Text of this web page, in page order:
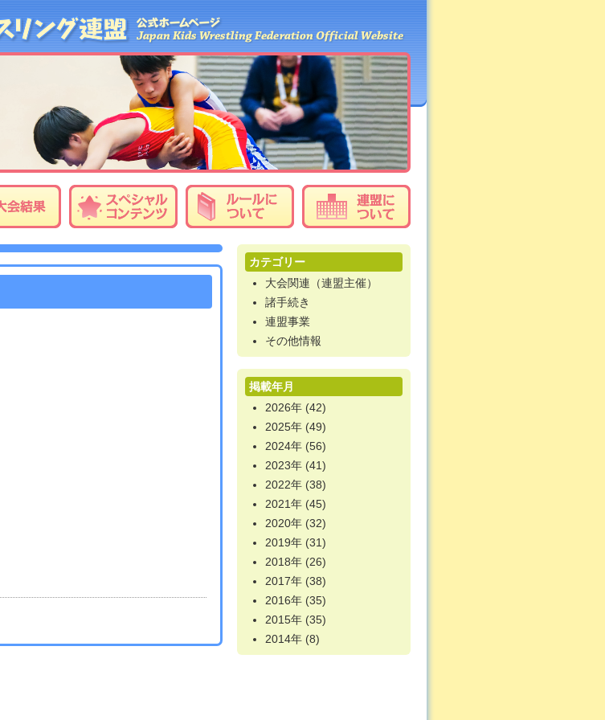
カテゴリー
大会関連（連盟主催）
諸手続き
連盟事業
その他情報
掲載年月
2026年(42)
2025年(49)
2024年(56)
2023年(41)
2022年(38)
2021年(45)
2020年(32)
2019年(31)
2018年(26)
2017年(38)
2016年(35)
2015年(35)
2014年(8)